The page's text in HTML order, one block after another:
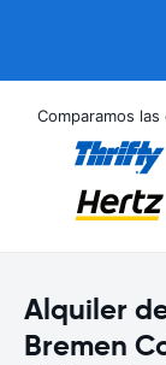
Comparamos
Alquiler
Bremen